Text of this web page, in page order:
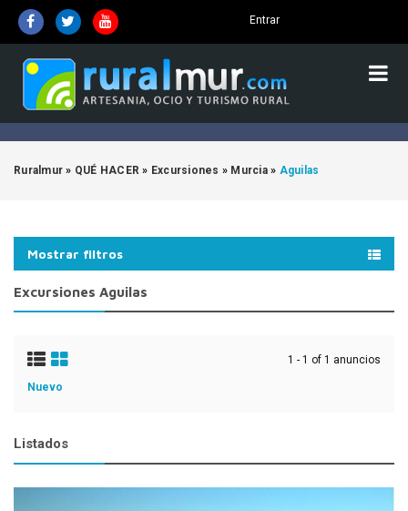
Entrar
Ruralmur » QUÉ HACER » Excursiones » Murcia » Aguilas
Mostrar filtros
Excursiones Aguilas
1 - 1 of 1 anuncios
Nuevo
Listados